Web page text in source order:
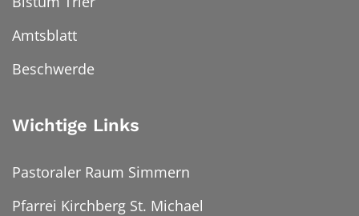
Amtsblatt
Beschwerde
Wichtige Links
Pastoraler Raum Simmern
Pfarrei Kirchberg St. Michael